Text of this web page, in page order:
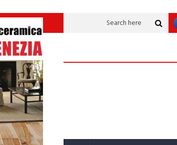
قوة الدولة.. عندما يصبح التخطيط خط الدفاع الأول